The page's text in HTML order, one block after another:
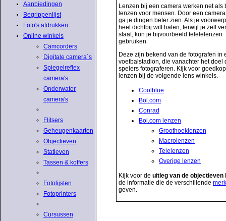
Aanbiedingen
Begrippenlijst
Foto's afdrukken
Online winkels
Camcorders
Digitale camera´s
Spiegelreflex
camera's
Onderwater
camera's
Flitsers
Geheugenkaarten
Objectieven
Statieven
Tassen & koffers
Fotolijsten
Fotoprinters
Cursussen
Lenzen bij een camera werken net als
lenzen voor mensen. Door een
ga je dingen beter zien. Als je
heel dichtbij wilt halen, terwijl je zelf
staat, kun je bijvoorbeeld telelelenzen
gebruiken.
Deze zijn bekend van de fotografen in
voetbalstadion, die vanachter het doel
spelers fotograferen. Kijk voor
lenzen bij de volgende lens winkels.
Coolblue
Bol.com
Conrad
Bol.com lenzen
Groothoeklenzen
Macrolenzen
Telelenzen
Overige lenzen
Kijk voor de uitleg van de objectieven
de informatie die de verschillende
geven.